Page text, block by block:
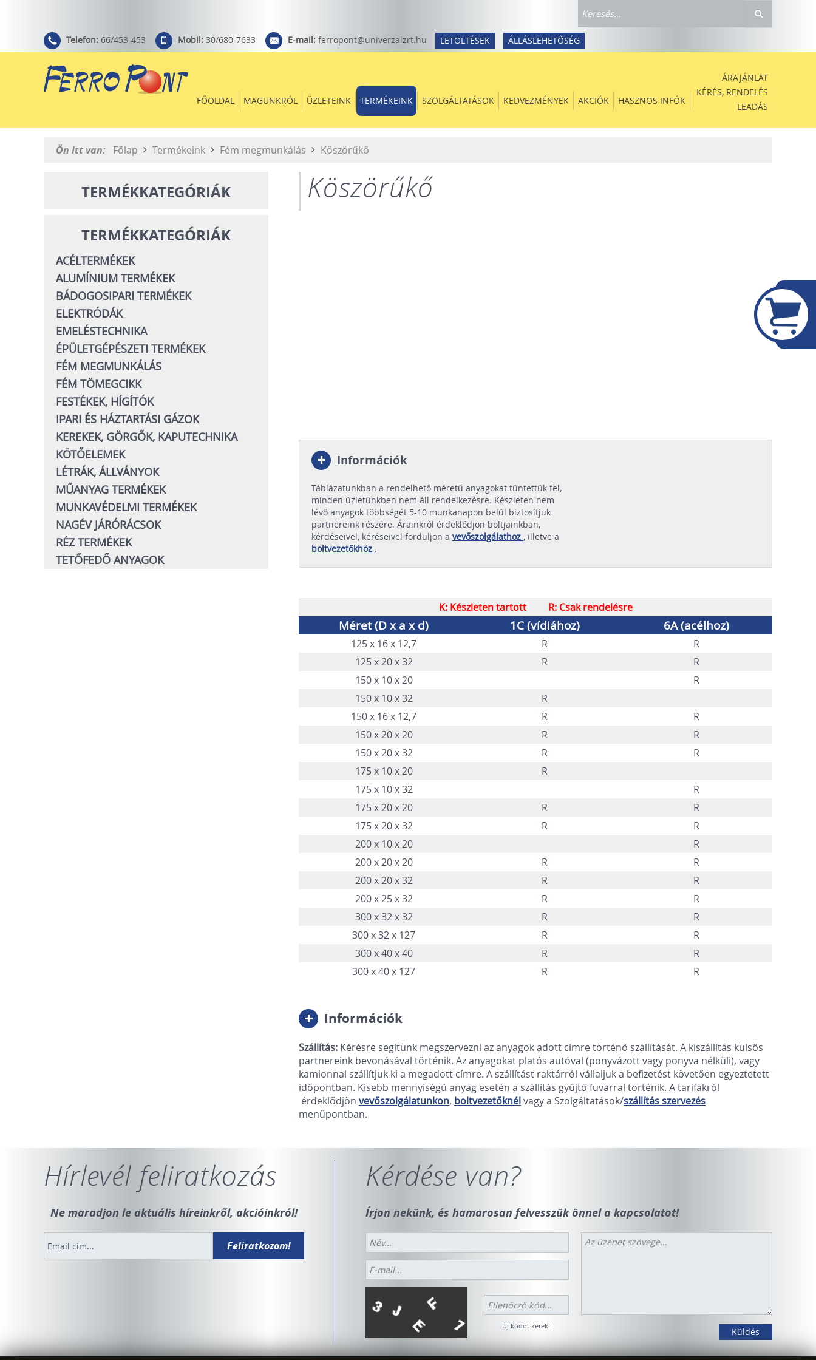
Telefon: 66/453-453 Mobil: 30/680-7633 E-mail: ferropont@univerzalzrt.hu LETÖLTÉSEK ÁLLÁSLEHETŐSÉG
FŐOLDAL MAGUNKRÓL ÜZLETEINK TERMÉKEINK SZOLGÁLTATÁSOK KEDVEZMÉNYEK AKCIÓK HASZNOS INFÓK
ÁRAJÁNLAT
KÉRÉS, RENDELÉS
LEADÁS
Ön itt van: Főlap Termékeink Fém megmunkálás Köszörűkő
TERMÉKKATEGÓRIÁK
TERMÉKKATEGÓRIÁK
ACÉLTERMÉKEK
ALUMÍNIUM TERMÉKEK
BÁDOGOSIPARI TERMÉKEK
ELEKTRÓDÁK
EMELÉSTECHNIKA
ÉPÜLETGÉPÉSZETI TERMÉKEK
FÉM MEGMUNKÁLÁS
FÉM TÖMEGCIKK
FESTÉKEK, HÍGÍTÓK
IPARI ÉS HÁZTARTÁSI GÁZOK
KEREKEK, GÖRGŐK, KAPUTECHNIKA
KÖTŐELEMEK
LÉTRÁK, ÁLLVÁNYOK
MŰANYAG TERMÉKEK
MUNKAVÉDELMI TERMÉKEK
NAGÉV JÁRÓRÁCSOK
RÉZ TERMÉKEK
TETŐFEDŐ ANYAGOK
Köszörűkő
Információk
Táblázatunkban a rendelhető méretű anyagokat tüntettük fel,
minden üzletünkben nem áll rendelkezésre. Készleten nem
lévő anyagok többségét 5-10 munkanapon belül biztosítjuk
partnereink részére. Árainkról érdeklődjön boltjainkban,
kérdéseivel, kéréseivel forduljon a vevőszolgálathoz , illetve a
boltvezetőkhöz .
K: Készleten tartott R: Csak rendelésre
Méret (D x a x d) 1C (vídiához) 6A (acélhoz)
125 x 16 x 12,7 R
R
125 x 20 x 32
R
R
150 x 10 x 20
R
150 x 10 x 32
R
150 x 16 x 12,7
R
R
150 x 20 x 20
R
R
150 x 20 x 32
R
R
175 x 10 x 20
R
175 x 10 x 32
R
175 x 20 x 20
R
R
175 x 20 x 32
R
R
200 x 10 x 20
R
200 x 20 x 20
R
R
200 x 20 x 32
R
R
200 x 25 x 32
R
R
300 x 32 x 32
R
R
300 x 32 x 127
R
R
300 x 40 x 40
R
R
300 x 40 x 127
R R
Információk
Szállítás: Kérésre segítünk megszervezni az anyagok adott címre történő szállítását. A kiszállítás külsős
partnereink bevonásával történik. Az anyagokat platós autóval (ponyvázott vagy ponyva nélküli), vagy
kamionnal szállítjuk ki a megadott címre. A szállítást raktárról vállaljuk a befizetést követően egyeztetett
időpontban. Kisebb mennyiségű anyag esetén a szállítás gyűjtő fuvarral történik. A tarifákról
érdeklődjön vevőszolgálatunkon, boltvezetőknélvagy a Szolgáltatások/szállítás szervezés
menüpontban.
Hírlevél feliratkozás
Ne maradjon le aktuális híreinkről, akcióinkról!
Kérdése van?
Írjon nekünk, és hamarosan felvesszük önnel a kapcsolatot!
Új kódot kérek!